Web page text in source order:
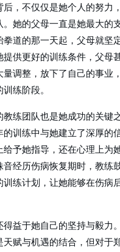
，不仅仅是她个人的努力
她的父母一直是她最大的
道的那一天起，父母就坚
供更好的训练条件，父母
调整，放下了自己的事业
练阶段。
教练团队也是她成功的关键
的训练中与她建立了深厚的
给予她指导，还在心理上为
经历伤病恢复期时，教练
训练计划，让她能够在伤病
益于她自己的坚持与毅力
赋与机遇的结合，但对于